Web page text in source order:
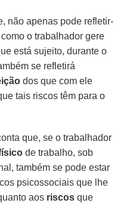
não apenas pode refletir-
o trabalhador gere
está sujeito, durante o
se refletirá
dos que com ele
tais riscos têm para o
que, se o trabalhador
de trabalho, sob
também se pode estar
psicossociais que lhe
aos riscos que